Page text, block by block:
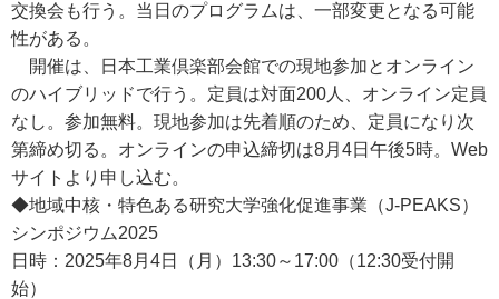
交換会も行う。当日のプログラムは、一部変更となる可能
性がある。
開催は、日本工業倶楽部会館での現地参加とオンライン
のハイブリッドで行う。定員は対面200人、オンライン定員
なし。参加無料。現地参加は先着順のため、定員になり次
第締め切る。オンラインの申込締切は8月4日午後5時。Web
サイトより申し込む。
◆地域中核・特色ある研究大学強化促進事業（J-PEAKS）
シンポジウム2025
日時：2025年8月4日（月）13:30～17:00（12:30受付開
始）